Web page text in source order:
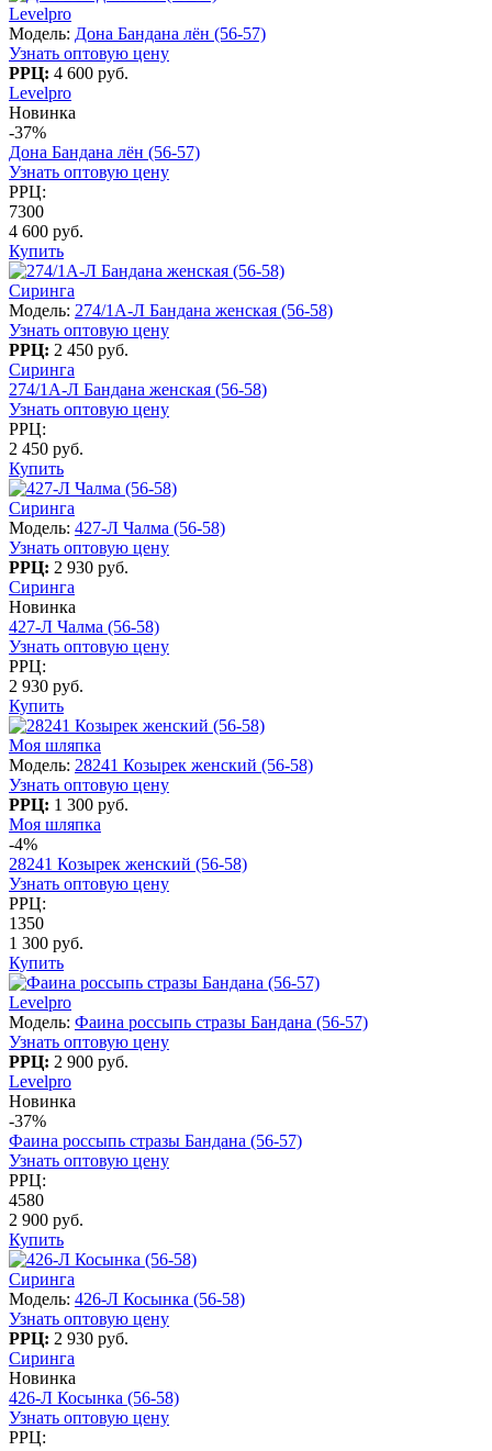
Levelpro
Модель: Дона Бандана лён (56-57)
Узнать оптовую цену
РРЦ: 4 600 руб.
Levelpro
Новинка
-37%
Дона Бандана лён (56-57)
Узнать оптовую цену
РРЦ:
7300
4 600 руб.
Купить
Сиринга
Модель: 274/1A-Л Бандана женская (56-58)
Узнать оптовую цену
РРЦ: 2 450 руб.
Сиринга
274/1A-Л Бандана женская (56-58)
Узнать оптовую цену
РРЦ:
2 450 руб.
Купить
Сиринга
Модель: 427-Л Чалма (56-58)
Узнать оптовую цену
РРЦ: 2 930 руб.
Сиринга
Новинка
427-Л Чалма (56-58)
Узнать оптовую цену
РРЦ:
2 930 руб.
Купить
Моя шляпка
Модель: 28241 Козырек женский (56-58)
Узнать оптовую цену
РРЦ: 1 300 руб.
Моя шляпка
-4%
28241 Козырек женский (56-58)
Узнать оптовую цену
РРЦ:
1350
1 300 руб.
Купить
Levelpro
Модель: Фаина россыпь стразы Бандана (56-57)
Узнать оптовую цену
РРЦ: 2 900 руб.
Levelpro
Новинка
-37%
Фаина россыпь стразы Бандана (56-57)
Узнать оптовую цену
РРЦ:
4580
2 900 руб.
Купить
Сиринга
Модель: 426-Л Косынка (56-58)
Узнать оптовую цену
РРЦ: 2 930 руб.
Сиринга
Новинка
426-Л Косынка (56-58)
Узнать оптовую цену
РРЦ: